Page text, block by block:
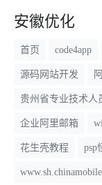
安徽优化
首页 code4app
源码网站开发
贵州省专业技术人
企业阿里邮箱
花生壳教程 psp